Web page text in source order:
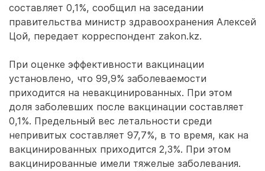
составляет 0,1%, сообщил на заседании
правительства министр здравоохранения Алексей
Цой, передает корреспондент zakon.kz.
При оценке эффективности вакцинации
установлено, что 99,9% заболеваемости
приходится на невакцинированных. При этом
доля заболевших после вакцинации составляет
0,1%. Предельный вес летальности среди
непривитых составляет 97,7%, в то время, как на
вакцинированных приходится 2,3%. При этом
вакцинированные имели тяжелые заболевания.